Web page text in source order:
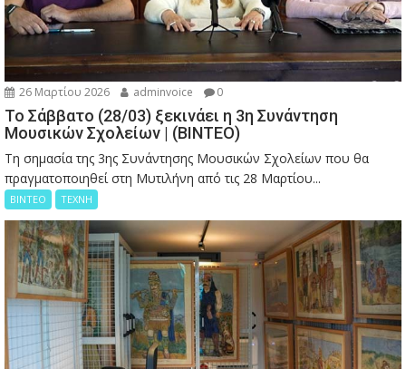
26 Μαρτίου 2026 adminvoice 0
Το Σάββατο (28/03) ξεκινάει η 3η Συνάντηση
Μουσικών Σχολείων | (ΒΙΝΤΕΟ)
Τη σημασία της 3ης Συνάντησης Μουσικών Σχολείων που θα
πραγματοποιηθεί στη Μυτιλήνη από τις 28 Μαρτίου...
ΒΙΝΤΕΟ ΤΕΧΝΗ